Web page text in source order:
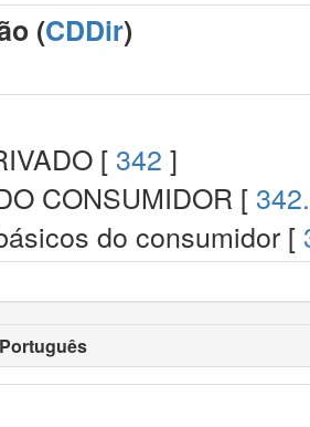
(CDDir)
[ 342 ]
CONSUMIDOR [
do consumidor [